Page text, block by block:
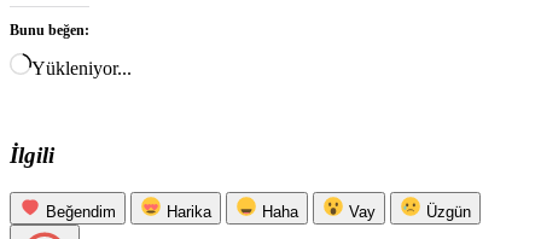
Bunu beğen:
Yükleniyor...
İlgili
Beğendim Harika Haha Vay Üzgün